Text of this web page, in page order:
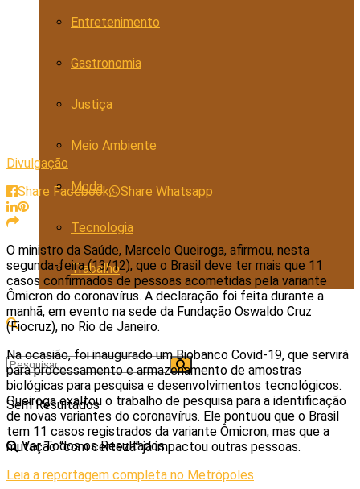
Entretenimento
Gastronomia
Justiça
Meio Ambiente
Moda
Tecnologia
Trabalho
Sem Resultados
Ver Todos os Resultados
Divulgação
Share Facebook
Share Whatsapp
O ministro da Saúde, Marcelo Queiroga, afirmou, nesta
segunda-feira (13/12), que o Brasil deve ter mais que 11
casos confirmados de pessoas acometidas pela variante
Ômicron do coronavírus. A declaração foi feita durante a
manhã, em evento na sede da Fundação Oswaldo Cruz
(Fiocruz), no Rio de Janeiro.
Na ocasião, foi inaugurado um Biobanco Covid-19, que servirá
para processamento e armazenamento de amostras
biológicas para pesquisa e desenvolvimentos tecnológicos.
Queiroga exaltou o trabalho de pesquisa para a identificação
de novas variantes do coronavírus. Ele pontuou que o Brasil
tem 11 casos registrados da variante Ômicron, mas que a
mutação “com certeza” já impactou outras pessoas.
Leia a reportagem completa no Metrópoles